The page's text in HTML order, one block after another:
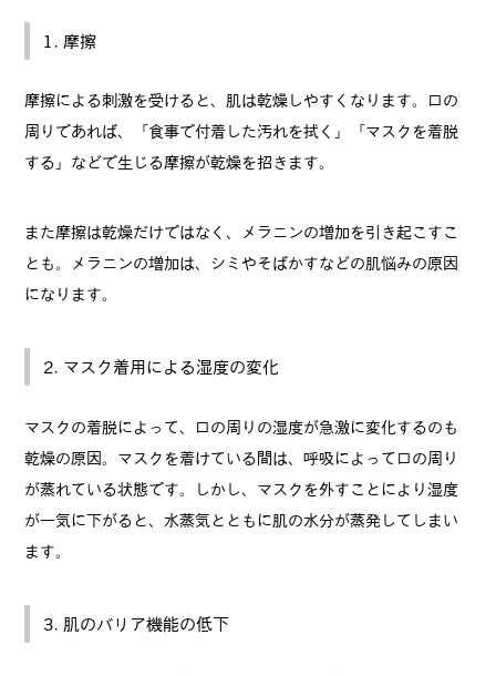
1. 摩擦
摩擦による刺激を受けると、肌は乾燥しやすくなります。口の
周りであれば、「食事で付着した汚れを拭く」「マスクを着脱
する」などで生じる摩擦が乾燥を招きます。
また摩擦は乾燥だけではなく、メラニンの増加を引き起こすこ
とも。メラニンの増加は、シミやそばかすなどの肌悩みの原因
になります。
2. マスク着用による湿度の変化
マスクの着脱によって、口の周りの湿度が急激に変化するのも
乾燥の原因。マスクを着けている間は、呼吸によって口の周り
が蒸れている状態です。しかし、マスクを外すことにより湿度
が一気に下がると、水蒸気とともに肌の水分が蒸発してしまい
ます。
3. 肌のバリア機能の低下